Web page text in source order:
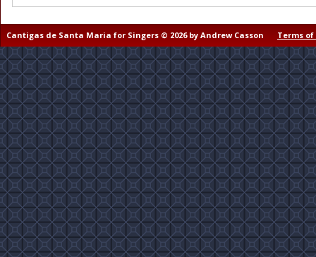
Cantigas de Santa Maria for Singers © 2026 by Andrew Casson Terms of